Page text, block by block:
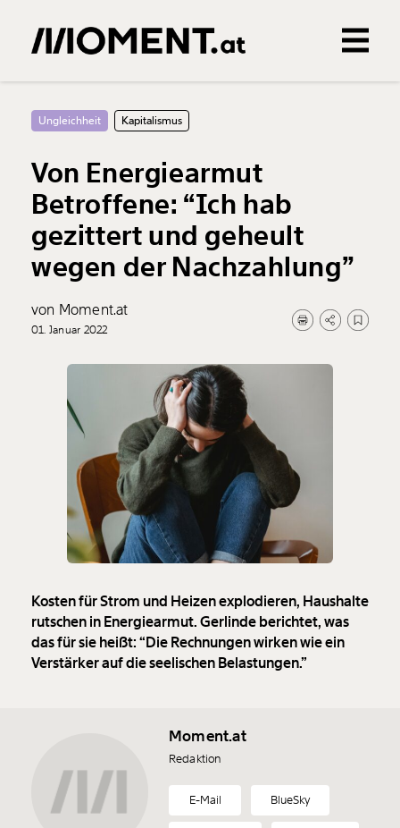
0Treffer
Ungleichheit Kapitalismus
Von Energiearmut
Betroffene: “Ich hab
gezittert und geheult
wegen der Nachzahlung”
von Moment.at
01. Januar 2022
Kosten für Strom und Heizen explodieren, Haushalte
rutschen in Energiearmut. Gerlinde berichtet, was
das für sie heißt: “Die Rechnungen wirken wie ein
Verstärker auf die seelischen Belastungen.”
Moment.at
Redaktion
E-Mail BlueSky